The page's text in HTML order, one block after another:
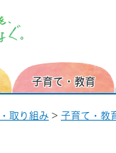
子育て・教育
取り組み > 子育て・教